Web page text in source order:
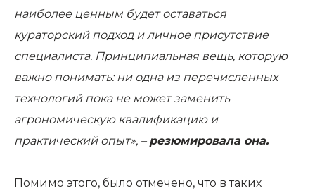
наиболее ценным будет оставаться
кураторский подход и личное присутствие
специалиста. Принципиальная вещь, которую
важно понимать: ни одна из перечисленных
технологий пока не может заменить
агрономическую квалификацию и
практический опыт», – резюмировала она.
Помимо этого, было отмечено, что в таких